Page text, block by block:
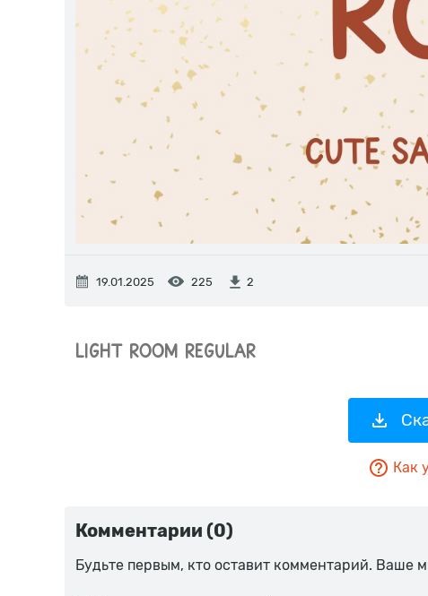
19.01.2025 225 2
Как
Комментарии (0)
Будьте первым, кто оставит комментарий. Ваше